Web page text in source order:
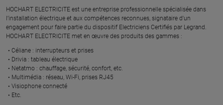
​HOCHART ELECTRICITE est une entreprise professionnelle spécialisée dans
l’installation électrique et aux compétences reconnues, ​signataire d'un
engagement pour faire partie du dispositif Electriciens Certifiés par Legrand​.
HOCHART ELECTRICITE met en œuvre des produits des gammes : ​
Céliane : interrupteurs et prises ​
Drivia : tableau électrique ​
Netatmo : chauffage, sécurité, confort, etc.​
Multimédia : réseau, Wi-Fi, prises RJ45​
Visiophone connecté​
Etc.​